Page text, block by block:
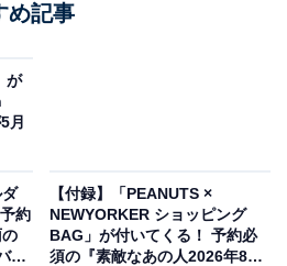
画像出典：Amazon、以下同）
）。付録として、「リールつき
いてきます。
め記事
が
月
約
ッ
【付録】「PEANUTS ×
NEWYORKER ショッピング
BAG」が付いてくる！ 予約必
須の『素敵なあの人2026年8月